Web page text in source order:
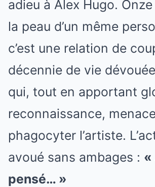
adieu à Alex Hugo.
la peau d’un même
c’est une relation de
décennie de vie
qui, tout en apportant
reconnaissance,
phagocyter l’artiste.
avoué sans ambages : «
pensé… »